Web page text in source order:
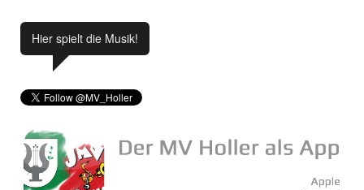
Hier spielt die Musik!